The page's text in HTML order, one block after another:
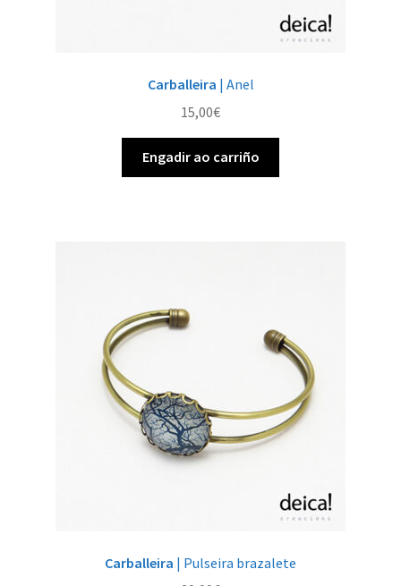
Carballeira | Anel
15,00€
Engadir ao carriño
Carballeira | Pulseira brazalete